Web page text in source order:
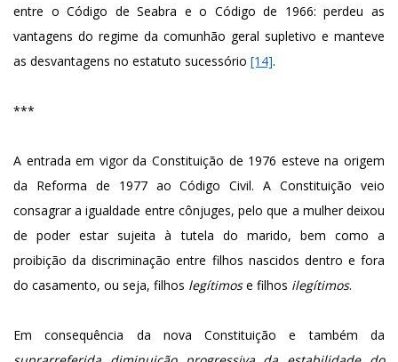
entre o Código de Seabra e o Código de 1966: perdeu as
vantagens do regime da comunhão geral supletivo e manteve
as desvantagens no estatuto sucessório [14].
***
A entrada em vigor da Constituição de 1976 esteve na origem
da Reforma de 1977 ao Código Civil. A Constituição veio
consagrar a igualdade entre cônjuges, pelo que a mulher deixou
de poder estar sujeita à tutela do marido, bem como a
proibição da discriminação entre filhos nascidos dentro e fora
do casamento, ou seja, filhos legítimose filhos ilegítimos.
Em consequência da nova Constituição e também da